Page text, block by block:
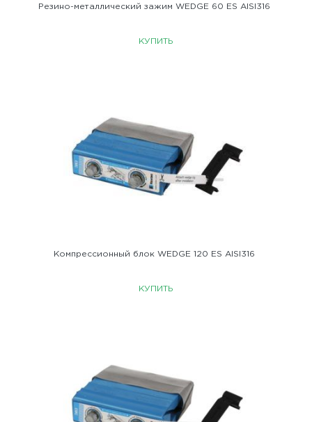
Резино-металличеcкий зажим WEDGE 60 ES AISI316
КУПИТЬ
Компрессионный блок WEDGE 120 ES AISI316
КУПИТЬ